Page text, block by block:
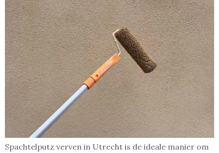
Spachtelputz verven in Utrecht is de ideale manier om